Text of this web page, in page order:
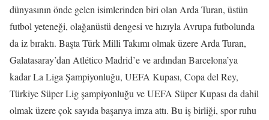
dünyasının önde gelen isimlerinden biri olan Arda Turan, üstün
futbol yeteneği, olağanüstü dengesi ve hızıyla Avrupa futbolunda
da iz bıraktı. Başta Türk Milli Takımı olmak üzere Arda Turan,
Galatasaray’dan Atlético Madrid’e ve ardından Barcelona’ya
kadar La Liga Şampiyonluğu, UEFA Kupası, Copa del Rey,
Türkiye Süper Lig şampiyonluğu ve UEFA Süper Kupası da dahil
olmak üzere çok sayıda başarıya imza attı. Bu iş birliği, spor ruhu